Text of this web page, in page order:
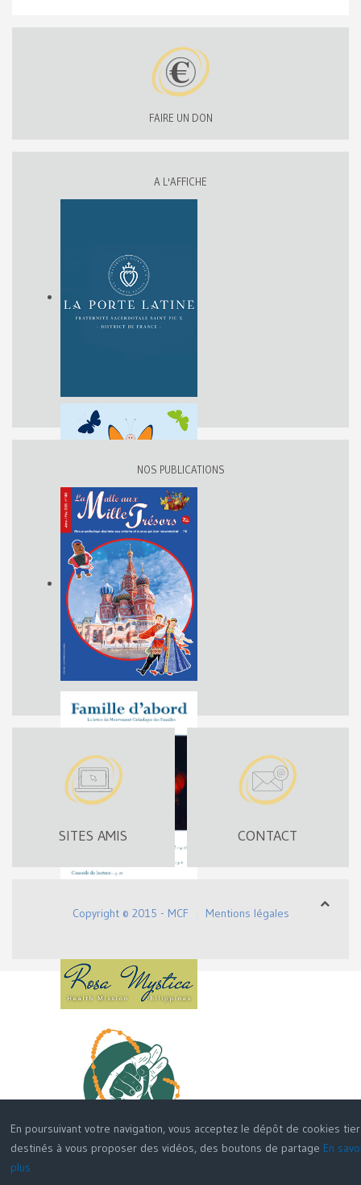
FAIRE UN DON
A L'AFFICHE
NOS PUBLICATIONS
SITES AMIS CONTACT
Copyright © 2015 - MCF Mentions légales
En poursuivant votre navigation, vous acceptez le dépôt de cookies
destinés à vous proposer des vidéos, des boutons de partage En
plus